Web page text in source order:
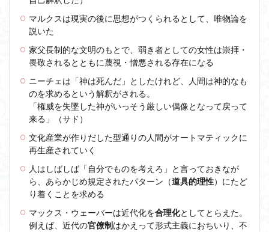
マルクスは現実の後に思想がつくられるとして、唯物論を
説いた
家父長制的な文明のもとで、弱き者としての女性は崇拝・
畏敬されるとともに蔑視・憎悪される存在になる
ニーチェは「神は死んだ」としたけれど、人間は神的なも
のを求めるという解釈がされる。
「権威を失墜した神がいっそう厳しい偶像となって戻って
来る」（サド）
文化産業が作りだした型通りの人間がオートマティックに
再生産されていく
人はしばしば「自分でものを考えろ」と言っておきなが
ら、あらかじめ規定されたパターン（道具的理性）にたど
り着くことを求める
マックス・ウェーバーは近代化を合理化としてとらえた。
例えば、近代の官僚制はかえって形式主義におちいり、不